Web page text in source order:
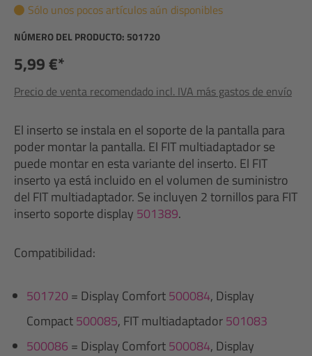
Sólo unos pocos artículos aún disponibles
NÚMERO DEL PRODUCTO: 501720
5,99 €*
Precio de venta recomendado incl. IVA más gastos de envío
El inserto se instala en el soporte de la pantalla para
poder montar la pantalla. El FIT multiadaptador se
puede montar en esta variante del inserto. El FIT
inserto ya está incluido en el volumen de suministro
del FIT multiadaptador. Se incluyen 2 tornillos para FIT
inserto soporte display 501389.
Compatibilidad:
501720= Display Comfort500084, Display
Compact500085, FIT multiadaptador501083
500086 = Display Comfort500084, Display